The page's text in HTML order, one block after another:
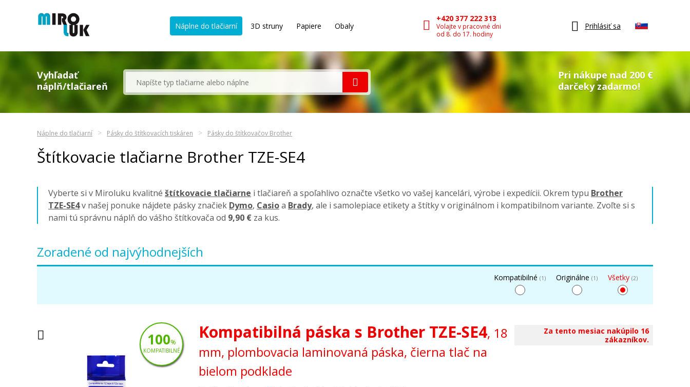
Náplne do tlačiarní 3D struny Papiere Obaly
+420 377 222 313
Volajte v pracovné dni
od 8. do 17. hodiny
Prihlásiť sa
Vyhľadať
náplň/tlačiareň
Pri nákupe nad 200 €
darčeky zadarmo!
Náplne do tlačiarní Pásky do štítkovacích tiskáren Pásky do štítkovačov Brother
Štítkovacie tlačiarne Brother TZE-SE4
Vyberte si v Miroluku kvalitné štítkovacie tlačiarne i tlačiareň a spoľahlivo označte všetko vo vašej kancelári, výrobe i expedícii. Okrem typu Brother
TZE-SE4v našej ponuke nájdete pásky značiek Dymo, Casioa Brady, ale i samolepiace etikety a štítky v originálnom i kompatibilnom variante. Zvoľte si s
nami tú správnu náplň do vášho štítkovača od 9,90 € za kus.
Zoradené od najvýhodnejších
Kompatibilné (1) Originálne (1) Všetky (2)
Kompatibilná páska s Brother TZE-SE4, 18
mm, plombovacia laminovaná páska, čierna tlač na
bielom podklade
Za tento mesiac nakúpilo 16
zákazníkov.
100%
KOMPATIBILNÉ